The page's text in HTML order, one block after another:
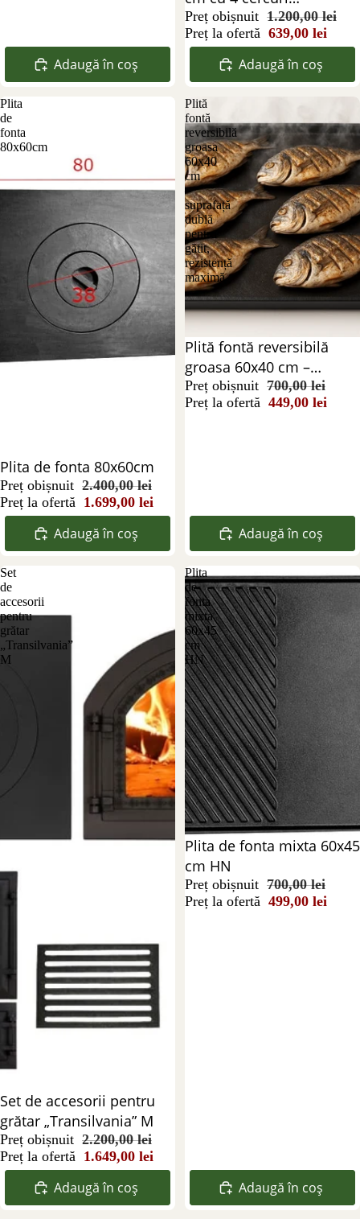
Adaugă în coș
concentrice
Preț obișnuit 1.200,00 lei
Preț la ofertă 639,00 lei
Adaugă în coș
Plita
de
fonta
80x60cm
Reducere 29%
Plita de fonta 80x60cm
Preț obișnuit 2.400,00 lei
Preț la ofertă 1.699,00 lei
Adaugă în coș
Plită
fontă
reversibilă
groasa
60x40
cm
–
suprafață
dublă
pentru
gătit,
rezistență
maximă
Reducere 36%
Plită fontă reversibilă
groasa 60x40 cm –
suprafață dublă pentru
gătit, rezistență maximă
Preț obișnuit 700,00 lei
Preț la ofertă 449,00 lei
Adaugă în coș
Set
de
accesorii
pentru
grătar
„Transilvania”
M
Reducere 25%
Set de accesorii pentru
grătar „Transilvania” M
Preț obișnuit 2.200,00 lei
Preț la ofertă 1.649,00 lei
Adaugă în coș
Plita
de
fonta
mixta
60x45
cm
HN
Reducere 29%
Plita de fonta mixta 60x45
cm HN
Preț obișnuit 700,00 lei
Preț la ofertă 499,00 lei
Adaugă în coș